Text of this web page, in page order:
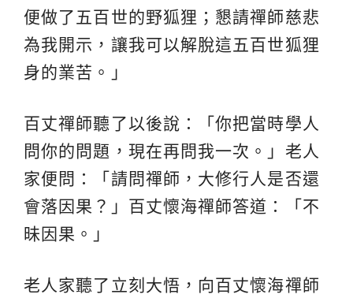
便做了五百世的野狐狸；懇請禪師慈悲
為我開示，讓我可以解脫這五百世狐狸
身的業苦。」
百丈禪師聽了以後說：「你把當時學人
問你的問題，現在再問我一次。」老人
家便問：「請問禪師，大修行人是否還
會落因果？」百丈懷海禪師答道：「不
昧因果。」
老人家聽了立刻大悟，向百丈懷海禪師